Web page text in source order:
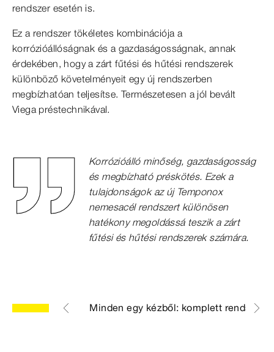
rendszer esetén is.
Ez a rendszer tökéletes kombinációja a
korrózióállóságnak és a gazdaságosságnak, annak
érdekében, hogy a zárt fűtési és hűtési rendszerek
különböző követelményeit egy új rendszerben
megbízhatóan teljesítse. Természetesen a jól bevált
Viega préstechnikával.
Korrózióálló minőség, gazdaságosság
és megbízható préskötés. Ezek a
tulajdonságok az új Temponox
nemesacél rendszert különösen
hatékony megoldássá teszik a zárt
fűtési és hűtési rendszerek számára.
egyszerűség Minden egy kézből: komplett rendszer